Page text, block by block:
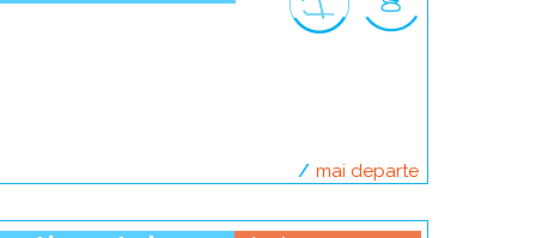
mai departedespre